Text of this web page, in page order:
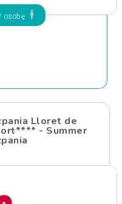
osobę
Lloret de
- Summer